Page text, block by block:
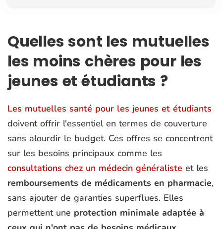
Quelles sont les mutuelles
les moins chères pour les
jeunes et étudiants ?
Les mutuelles santé pour les jeunes et étudiants
doivent offrir l'essentiel en termes de couverture
sans alourdir le budget. Ces offres se concentrent
sur les besoins principaux comme les
consultations chez un médecin généraliste et les
remboursements de médicaments en pharmacie,
sans ajouter de garanties superflues. Elles
permettent une protection minimale adaptée à